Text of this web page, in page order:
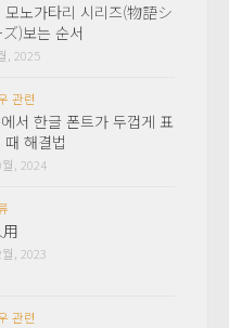
모노가타리 시리즈(物語シ
)보는 순서
, 2025
관련
서 한글 폰트가 두껍게 표
때 해결법
월, 2024
, 2023
관련